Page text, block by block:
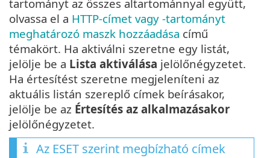
tartományt az összes altartománnyal együtt,
olvassa el a HTTP-címet vagy -tartományt
meghatározó maszk hozzáadása című
témakört. Ha aktiválni szeretne egy listát,
jelölje be a Lista aktiválása jelölőnégyzetet.
Ha értesítést szeretne megjeleníteni az
aktuális listán szereplő címek beírásakor,
jelölje be az Értesítés az alkalmazásakor
jelölőnégyzetet.
Az ESET szerint megbízható címek